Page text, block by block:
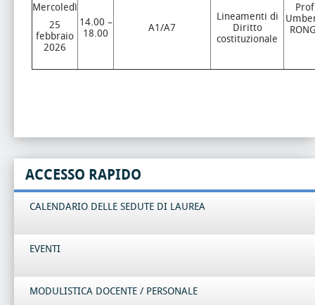
Mercoledì
25
febbraio
2026
14.00 –
18.00
A1/A7
Lineamenti di
Diritto
costituzionale
ACCESSO RAPIDO
CALENDARIO DELLE SEDUTE DI LAUREA
EVENTI
MODULISTICA DOCENTE / PERSONALE